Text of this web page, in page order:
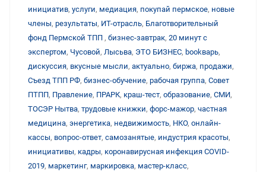
инициатив, услуги, медиация, покупай пермское, новые
члены, результаты, ИТ-отрасль, Благотворительный
фонд Пермской ТПП , бизнес-завтрак, 20 минут с
экспертом, Чусовой, Лысьва, ЭТО БИЗНЕС, bookварь,
дискуссия, вкусные мысли, актуально, биржа, продажи,
Съезд ТПП РФ, бизнес-обучение, рабочая группа, Совет
ПТПП, Правление, ПРАРК, краш-тест, образование, СМИ,
ТОСЭР Нытва, трудовые книжки, форс-мажор, частная
медицина, энергетика, недвижимость, НКО, онлайн-
кассы, вопрос-ответ, самозанятые, индустрия красоты,
инициативы, кадры, коронавирусная инфекция COVID-
2019, маркетинг, маркировка, мастер-класс,